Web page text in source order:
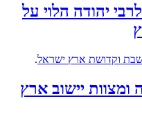
יהודה הלוי על
שבת וקדושת ארץ ישראל.
ומצוות יישוב ארץ